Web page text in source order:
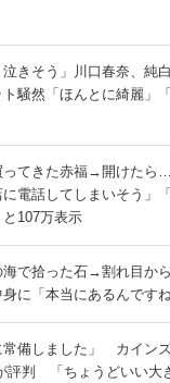
泣きそう」川口春奈、純
ト騒然「ほんとに綺麗」
ってきた赤福→開けた
に電話してしまいそう」
と107万表示
海で拾った石→割れ目か
身に「本当にあるんです
常備しました」 カイン
評判 「ちょうどいい大